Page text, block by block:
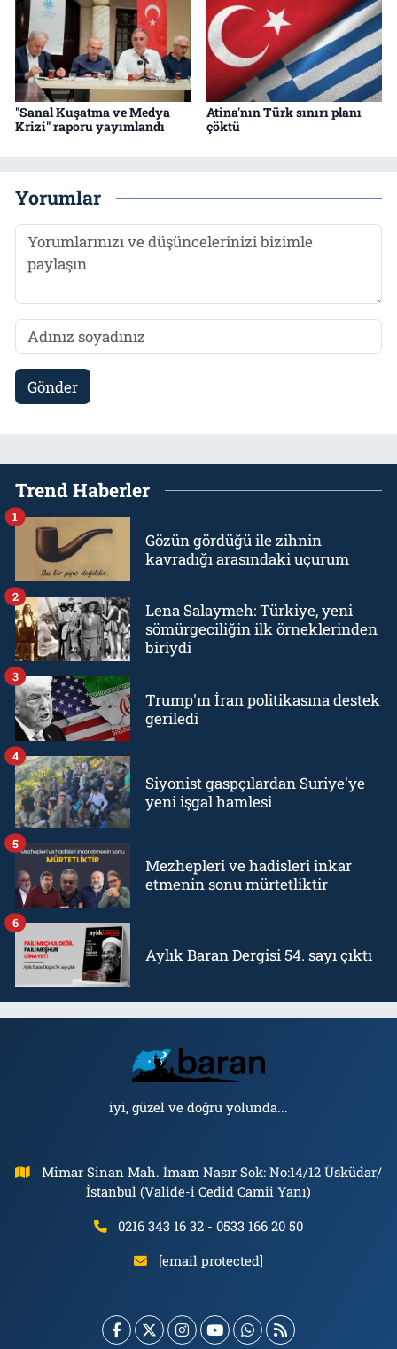
"Sanal Kuşatma ve Medya
Krizi" raporu yayımlandı
Atina'nın Türk sınırı planı
çöktü
Yorumlar
Gönder
Trend Haberler
Gözün gördüğü ile zihnin
kavradığı arasındaki uçurum
1
Lena Salaymeh: Türkiye, yeni
sömürgeciliğin ilk örneklerinden
biriydi
2
Trump'ın İran politikasına destek
geriledi
3
Siyonist gaspçılardan Suriye'ye
yeni işgal hamlesi
4
Mezhepleri ve hadisleri inkar
etmenin sonu mürtetliktir
5
Aylık Baran Dergisi 54. sayı çıktı
6
iyi, güzel ve doğru yolunda...
Mimar Sinan Mah. İmam Nasır Sok: No:14/12 Üsküdar/
İstanbul (Valide-i Cedid Camii Yanı)
0216 343 16 32 - 0533 166 20 50
[email protected]